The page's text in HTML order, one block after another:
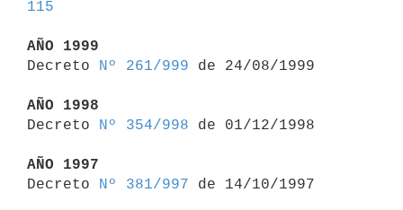
115
AÑO 1999
Decreto
Nº 261/999 de 24/08/1999
AÑO 1998
Decreto
Nº 354/998 de 01/12/1998
AÑO 1997
Decreto
Nº 381/997 de 14/10/1997